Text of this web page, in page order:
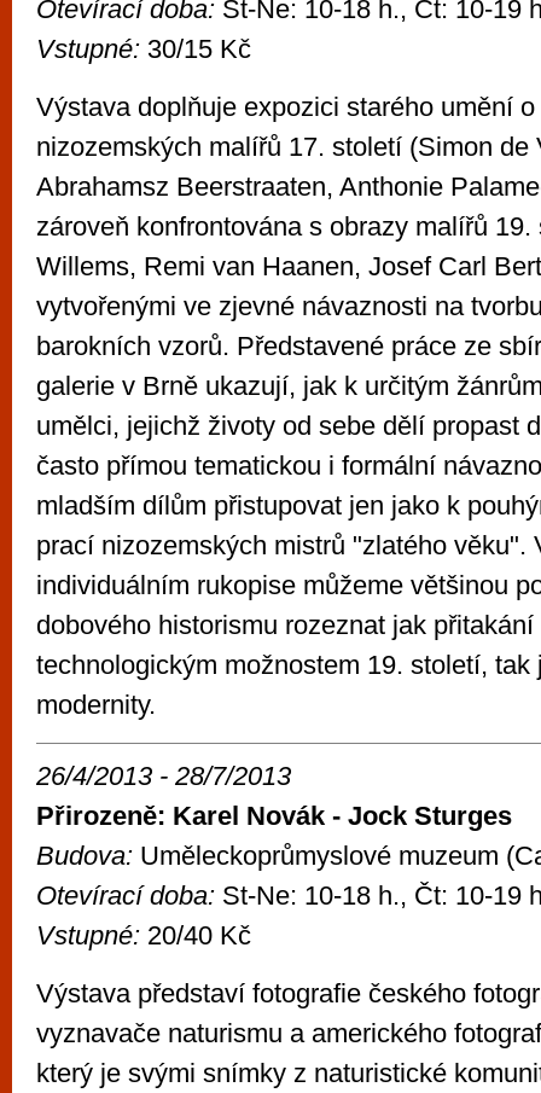
Otevírací doba: St-Ne: 10-18 h., Čt: 10-19
Vstupné: 30/15 Kč
Výstava doplňuje expozici starého umění
nizozemských malířů 17. století (Simon de
Abrahamsz Beerstraaten, Anthonie
zároveň konfrontována s obrazy malířů 19.
Willems, Remi van Haanen, Josef Carl
vytvořenými ve zjevné návaznosti na
barokních vzorů. Představené práce ze
galerie v Brně ukazují, jak k určitým
umělci, jejichž životy od sebe dělí propast
často přímou tematickou i formální
mladším dílům přistupovat jen jako k
prací nizozemských mistrů "zlatého věku".
individuálním rukopise můžeme většinou
dobového historismu rozeznat jak přitakání
technologickým možnostem 19. století, tak
modernity.
26/4/2013 - 28/7/2013
Přirozeně: Karel Novák - Jock Sturges
Budova: Uměleckoprůmyslové muzeum
Otevírací doba: St-Ne: 10-18 h., Čt: 10-19
Vstupné: 20/40 Kč
Výstava představí fotografie českého
vyznavače naturismu a amerického
který je svými snímky z naturistické